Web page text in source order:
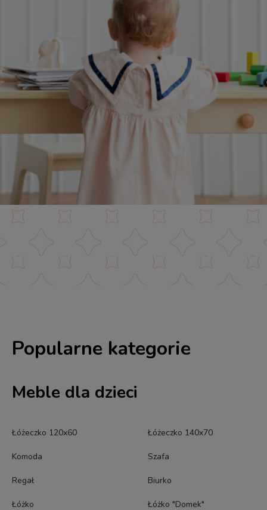
Popularne kategorie
Meble dla dzieci
Łóżeczko 120x60 Łóżeczko 140x70
Komoda Szafa
Regał Biurko
Łóżko Łóżko "Domek"